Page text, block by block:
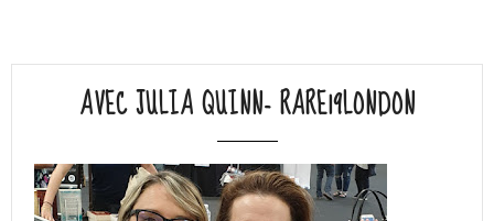
AVEC JULIA QUINN- RARE19LONDON